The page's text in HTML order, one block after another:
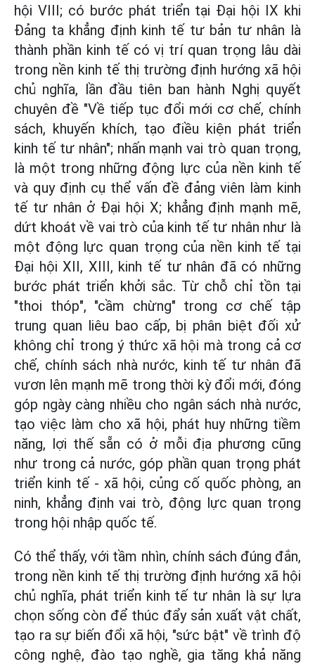
hội VIII; có bước phát triển tại Đại hội IX khi
Đảng ta khẳng định kinh tế tư bản tư nhân là
thành phần kinh tế có vị trí quan trọng lâu dài
trong nền kinh tế thị trường định hướng xã hội
chủ nghĩa, lần đầu tiên ban hành Nghị quyết
chuyên đề "Về tiếp tục đổi mới cơ chế, chính
sách, khuyến khích, tạo điều kiện phát triển
kinh tế tư nhân"; nhấn mạnh vai trò quan trọng,
là một trong những động lực của nền kinh tế
và quy định cụ thể vấn đề đảng viên làm kinh
tế tư nhân ở Đại hội X; khẳng định mạnh mẽ,
dứt khoát về vai trò của kinh tế tư nhân như là
một động lực quan trọng của nền kinh tế tại
Đại hội XII, XIII, kinh tế tư nhân đã có những
bước phát triển khởi sắc. Từ chỗ chỉ tồn tại
"thoi thóp", "cầm chừng" trong cơ chế tập
trung quan liêu bao cấp, bị phân biệt đối xử
không chỉ trong ý thức xã hội mà trong cả cơ
chế, chính sách nhà nước, kinh tế tư nhân đã
vươn lên mạnh mẽ trong thời kỳ đổi mới, đóng
góp ngày càng nhiều cho ngân sách nhà nước,
tạo việc làm cho xã hội, phát huy những tiềm
năng, lợi thế sẵn có ở mỗi địa phương cũng
như trong cả nước, góp phần quan trọng phát
triển kinh tế - xã hội, củng cố quốc phòng, an
ninh, khẳng định vai trò, động lực quan trọng
trong hội nhập quốc tế.
Có thể thấy, với tầm nhìn, chính sách đúng đắn,
trong nền kinh tế thị trường định hướng xã hội
chủ nghĩa, phát triển kinh tế tư nhân là sự lựa
chọn sống còn để thúc đẩy sản xuất vật chất,
tạo ra sự biến đổi xã hội, "sức bật" về trình độ
công nghệ, đào tạo nghề, gia tăng khả năng